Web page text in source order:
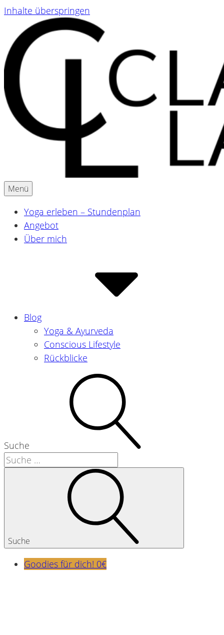
Inhalte überspringen
Claudia Lackner
Yoga & Ayurveda für Schwangere und Mamas
Menü
Yoga erleben – Stundenplan
Angebot
Über mich
Blog
Yoga & Ayurveda
Conscious Lifestyle
Rückblicke
Suche
Suche
Goodies für dich! 0€